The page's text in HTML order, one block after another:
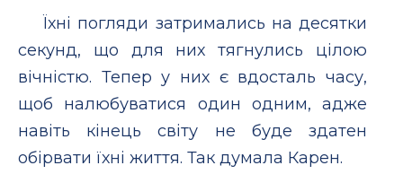
Їхні погляди затримались на десятки
секунд, що для них тягнулись цілою
вічністю. Тепер у них є вдосталь часу,
щоб налюбуватися один одним, адже
навіть кінець світу не буде здатен
обірвати їхні життя. Так думала Карен.